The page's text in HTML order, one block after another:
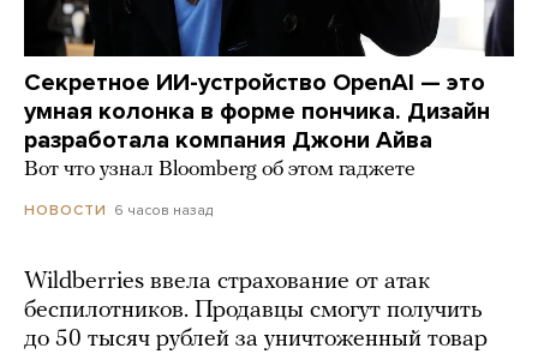
Секретное ИИ-устройство OpenAI — это
умная колонка в форме пончика. Дизайн
разработала компания Джони Айва
Вот что узнал Bloomberg об этом гаджете
НОВОСТИ 6 часов назад
Wildberries ввела страхование от атак
беспилотников. Продавцы смогут получить
до 50 тысяч рублей за уничтоженный товар